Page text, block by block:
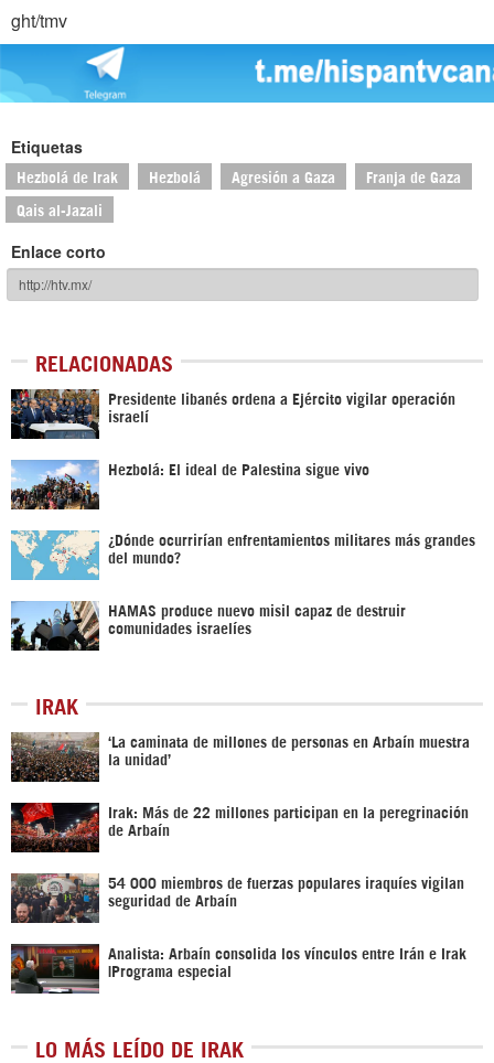
ght/tmv
Etiquetas
Hezbolá de Irak Hezbolá Agresión a Gaza Franja de Gaza
Qais al-Jazali
Enlace corto
RELACIONADAS
Presidente libanés ordena a Ejército vigilar operación
israelí
Hezbolá: El ideal de Palestina sigue vivo
¿Dónde ocurrirían enfrentamientos militares más grandes
del mundo?
HAMAS produce nuevo misil capaz de destruir
comunidades israelíes
IRAK
‘La caminata de millones de personas en Arbaín muestra
la unidad’
Irak: Más de 22 millones participan en la peregrinación
de Arbaín
54 000 miembros de fuerzas populares iraquíes vigilan
seguridad de Arbaín
Analista: Arbaín consolida los vínculos entre Irán e Irak
|Programa especial
LO MÁS LEÍDO DE IRAK